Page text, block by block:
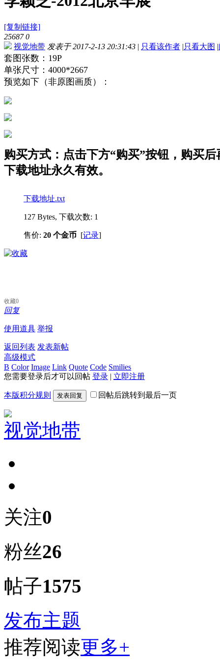
[复制链接]
25687 0
视觉地带 发表于 2017-2-13 20:31:43 | 只看该作者 |只看大图 |
套图张数：19P
单张尺寸：4000*2667
预览如下（非原图画质）：
购买方式：点击下方“购买”按钮，购买
下载地址永久有效。
下载地址.txt
127 Bytes, 下载次数: 1
售价: 20 个金币 [记录]
收藏0
回复
使用道具 举报
返回列表 发表新帖
高级模式
B Color Image Link Quote Code Smilies
您需要登录后才可以回帖 登录 | 立即注册
本版积分规则 发表回复 回帖后跳转到最后一页
视觉地带
关注0
粉丝26
帖子1575
发布主题
推荐阅读更多+